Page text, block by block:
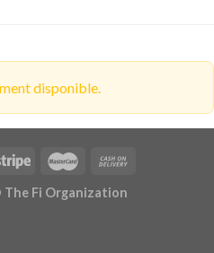
disponible.
The Fi Organization